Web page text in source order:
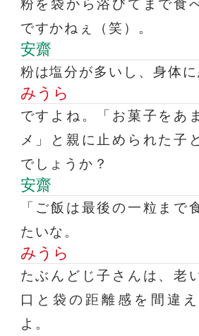
粉を袋から浴びてまで食
ですかねぇ（笑）。
安齋
粉は塩分が多いし、身体に
みうら
ですよね。「お菓子をあ
メ」と親に止められた子
でしょうか？
安齋
「ご飯は最後の一粒まで
たいな。
みうら
たぶんどじ子さんは、老
口と袋の距離感を間違
よ。